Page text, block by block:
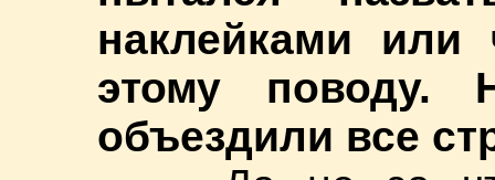
наклейками или
этому поводу.
объездили все